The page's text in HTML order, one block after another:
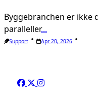
Byggebranchen er ikke
paralleller...
Support Apr 20, 2026